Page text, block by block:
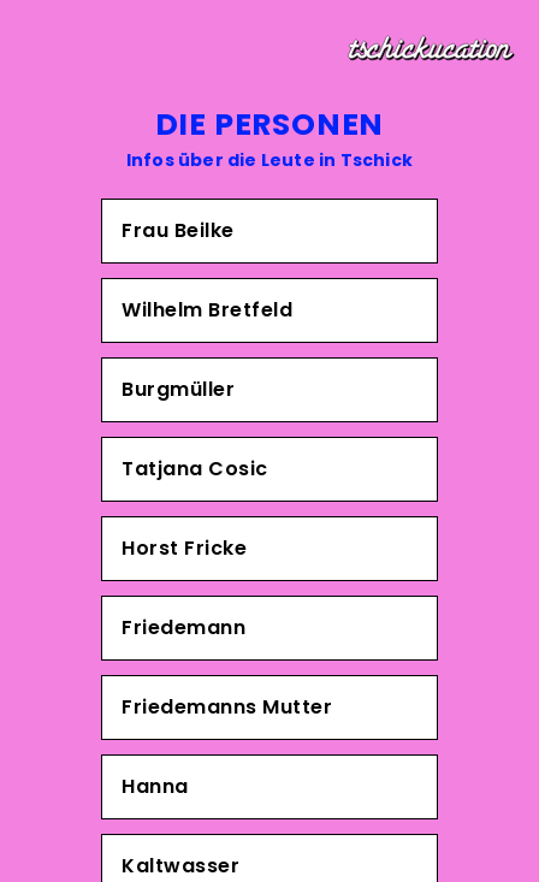
DIE PERSONEN
Infos über die Leute in Tschick
Frau Beilke
Wilhelm Bretfeld
Burgmüller
Tatjana Cosic
Horst Fricke
Friedemann
Friedemanns Mutter
Hanna
Kaltwasser